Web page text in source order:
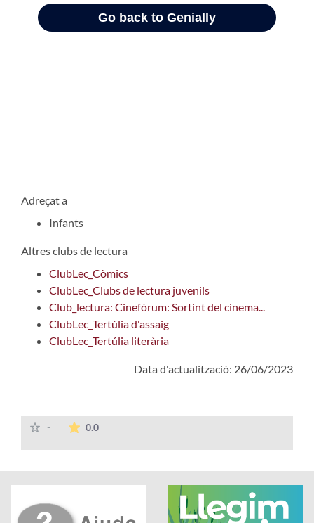
Adreçat a
Infants
Altres clubs de lectura
ClubLec_Còmics
ClubLec_Clubs de lectura juvenils
Club_lectura: Cinefòrum: Sortint del cinema...
ClubLec_Tertúlia d'assaig
ClubLec_Tertúlia literària
Data d'actualització: 26/06/2023
- 0.0La mitjana de les valoracions és de 0 estrelles